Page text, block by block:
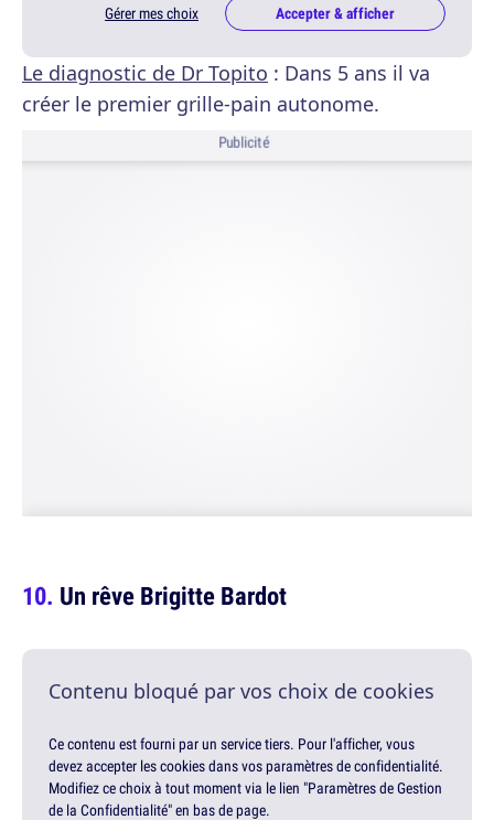
Gérer mes choix Accepter & afficher
Le diagnostic de Dr Topito : Dans 5 ans il va
créer le premier grille-pain autonome.
Publicité
Un rêve Brigitte Bardot
Contenu bloqué par vos choix de cookies
Ce contenu est fourni par un service tiers. Pour l'afficher, vous
devez accepter les cookies dans vos paramètres de confidentialité.
Modifiez ce choix à tout moment via le lien "Paramètres de Gestion
de la Confidentialité" en bas de page.